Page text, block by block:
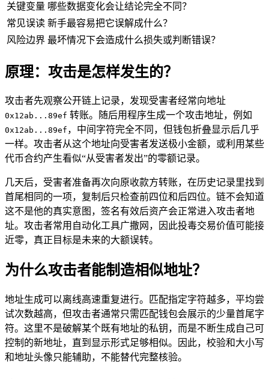
关键变量 哪些数据变化会让结论完全不同？
常见误读 新手最容易把它误解成什么？
风险边界 最坏情况下会造成什么损失或判断错误？
原理：攻击是怎样发生的？
攻击者先观察公开链上记录，发现受害者经常向地址
0x12ab...89ef 转账。随后用程序生成一个攻击地址，例如
0x12ab...89ef ，中间字符完全不同，但钱包折叠显示后几乎
一样。攻击者从这个地址向受害者发送极小金额，或利用某些
代币合约产生看似“从受害者发出”的零额记录。
几天后，受害者准备再次向原收款方转账，在历史记录里找到
首尾相同的一项，复制后只检查前四位和后四位。链不会知道
这不是他的真实意图，签名有效后资产会正常进入攻击者地
址。攻击者常用自动化工具广撒网，因此投毒交易价值可能接
近零，真正目标是未来的大额误转。
为什么攻击者能制造相似地址？
地址生成可以离线高速重复进行。匹配指定字符越多，平均尝
试次数越高，但攻击者通常只需匹配钱包会展示的少量首尾字
符。这里不是破解某个既有地址的私钥，而是不断生成自己可
控制的新地址，直到显示形式足够相似。因此，校验和大小写
和地址头像只能辅助，不能替代完整核验。